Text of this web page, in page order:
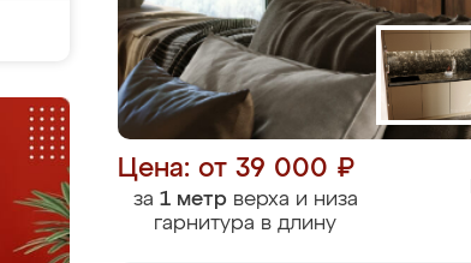
Цена: от 39 000 ₽
за 1 метрверха и низа
гарнитура в длину